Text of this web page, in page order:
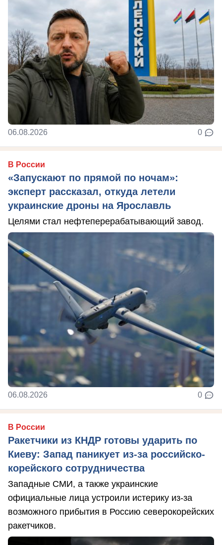
06.08.2026 0
В России
«Запускают по прямой по ночам»:
эксперт рассказал, откуда летели
украинские дроны на Ярославль
Целями стал нефтеперерабатывающий завод.
06.08.2026 0
В России
Ракетчики из КНДР готовы ударить по
Киеву: Запад паникует из-за российско-
корейского сотрудничества
Западные СМИ, а также украинские
официальные лица устроили истерику из-за
возможного прибытия в Россию северокорейских
ракетчиков.